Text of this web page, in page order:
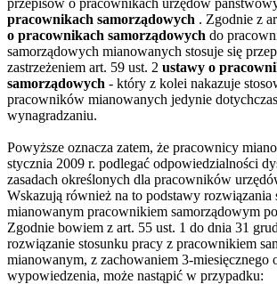
przepisów o pracownikach urzędów
pracownikach samorządowych . Zgodnie z
o pracownikach samorządowych do
samorządowych mianowanych stosuje się
zastrzeżeniem art. 59 ust. 2 ustawy o
samorządowych - który z kolei nakazuje
pracowników mianowanych jedynie
wynagradzaniu.
Powyższe oznacza zatem, że pracownicy
stycznia 2009 r. podlegać odpowiedzialności
zasadach określonych dla pracowników
Wskazują również na to podstawy rozwiązania
mianowanym pracownikiem samorządowym
Zgodnie bowiem z art. 55 ust. 1 do dnia 31
rozwiązanie stosunku pracy z pracownikiem
mianowanym, z zachowaniem 3-miesięcznego
wypowiedzenia, może nastąpić w przypadku: